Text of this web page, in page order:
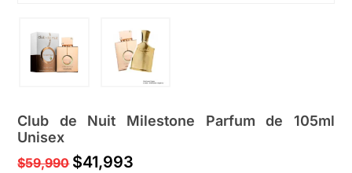
Club de Nuit Milestone Parfum de 105ml
Unisex
$59,990 $41,993